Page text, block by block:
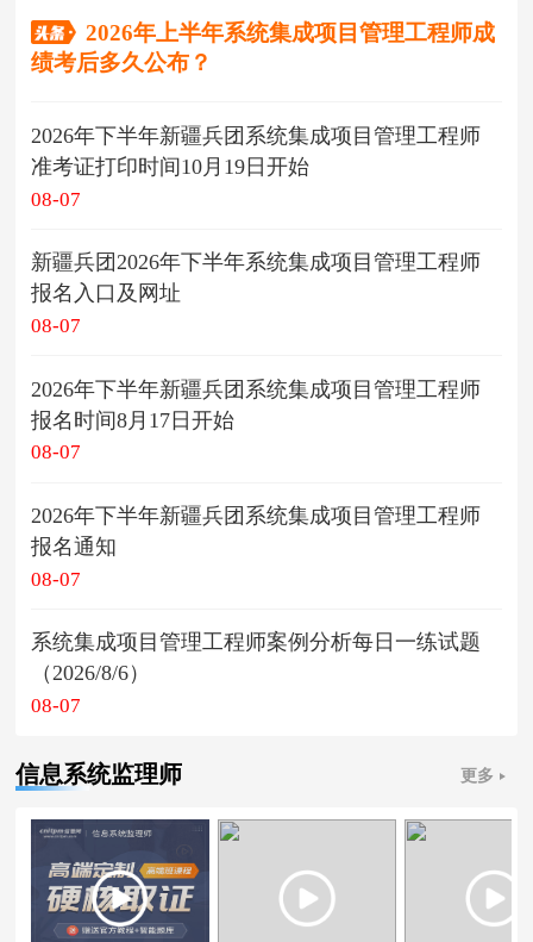
2026年上半年系统集成项目管理工程师成
绩考后多久公布？
2026年下半年新疆兵团系统集成项目管理工程师
准考证打印时间10月19日开始
08-07
新疆兵团2026年下半年系统集成项目管理工程师
报名入口及网址
08-07
2026年下半年新疆兵团系统集成项目管理工程师
报名时间8月17日开始
08-07
2026年下半年新疆兵团系统集成项目管理工程师
报名通知
08-07
系统集成项目管理工程师案例分析每日一练试题
（2026/8/6）
08-07
信息系统监理师 更多